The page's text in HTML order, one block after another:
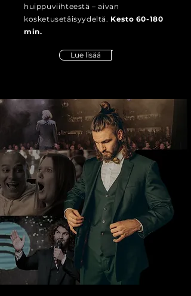
huippuviihteestä – aivan
kosketusetäisyydeltä. Kesto 60-180
min.
Lue lisää